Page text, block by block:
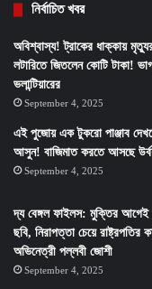
নির্বাচিত খবর
অবিশ্বাস্য! ট্রাকের ধাক্কায়
লটারিতে জিতলেন কোটি টাকা!
ভলান্টিয়ারের
September 4, 2025
এই পুজোয় এক টুকরো পাঞ্জাব
আসুন! বাজিমাত করতে আসছে
September 4, 2025
দ্য বেঙ্গল ফাইলস: মুক্তির আগেই
ছবি, নিরাপত্তা চেয়ে রাষ্ট্রপতির
অভিনেত্রী পল্লবী জোশী
September 4, 2025